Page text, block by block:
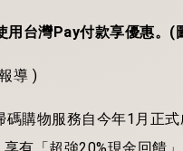
用台灣Pay付款享優惠。
導 )
碼購物服務自今年1月正